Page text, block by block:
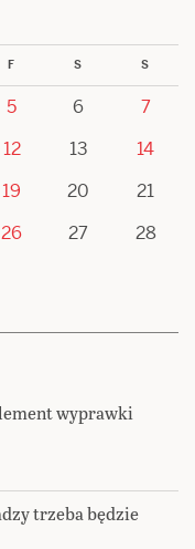
F S S
5 6
7
12 13
14
19 20
21
26 27
28
wyprawki
trzeba będzie